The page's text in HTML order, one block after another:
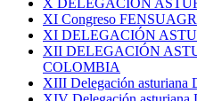
XI Congreso
XI DELEGACIÓN
XII DELEGACIÓN
COLOMBIA
XIII Delegación asturiana